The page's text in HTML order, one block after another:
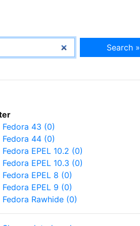
Search »
Fedora 43 (0)
Fedora 44 (0)
Fedora EPEL 10.2 (0)
Fedora EPEL 10.3 (0)
Fedora EPEL 8 (0)
Fedora EPEL 9 (0)
Fedora Rawhide (0)